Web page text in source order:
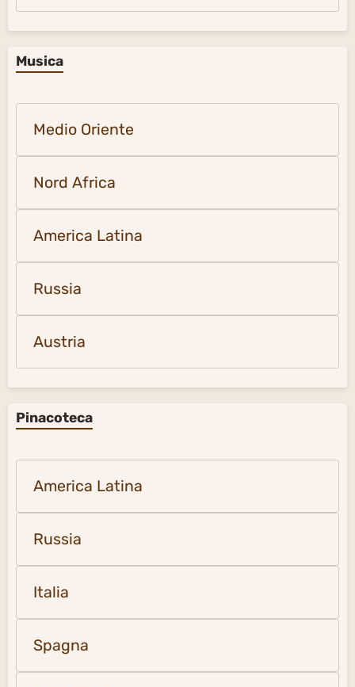
Musica
Medio Oriente
Nord Africa
America Latina
Russia
Austria
Pinacoteca
America Latina
Russia
Italia
Spagna